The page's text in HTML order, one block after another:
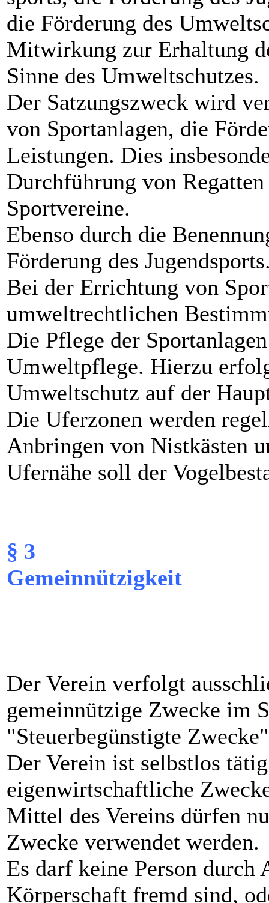
die Förderung des
Mitwirkung zur Erhaltung
Sinne des Umweltschutzes.
Der Satzungszweck wird
von Sportanlagen, die
Leistungen. Dies
Durchführung von
Sportvereine.
Ebenso durch die
Förderung des
Bei der Errichtung von
umweltrechtlichen
Die Pflege der
Umweltpflege. Hierzu
Umweltschutz auf der
Die Uferzonen werden
Anbringen von Nistkästen
Ufernähe soll der
§ 3
Gemeinnützigkeit
Der Verein verfolgt
gemeinnützige Zwecke im
"Steuerbegünstigte
Der Verein ist selbstlos
eigenwirtschaftliche
Mittel des Vereins dürfen
Zwecke verwendet werden.
Es darf keine Person durch
Körperschaft fremd sind,